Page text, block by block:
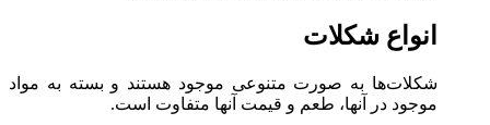
انواع شکلات
شکلات‌ها به صورت متنوعی موجود هستند و بسته به مواد
موجود در آنها، طعم و قیمت آنها متفاوت است.